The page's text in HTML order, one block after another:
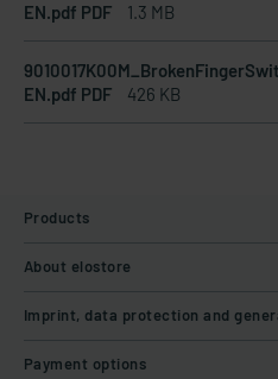
EN.pdf PDF
1.3 MB
EN.pdf PDF
426 KB
Products
About elostore
Imprint, data protection and
Payment options